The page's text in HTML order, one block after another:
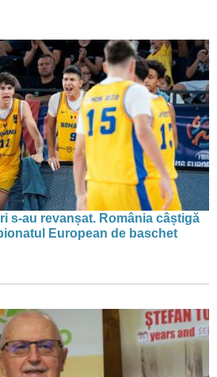
s-au revanșat. România câștigă
European de baschet